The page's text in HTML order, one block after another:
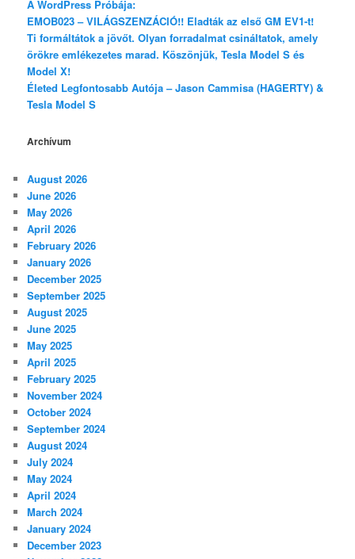
A WordPress Próbája:
EMOB023 – VILÁGSZENZÁCIÓ!! Eladták az első GM EV1-t!
Ti formáltátok a jövőt. Olyan forradalmat csináltatok, amely
örökre emlékezetes marad. Köszönjük, Tesla Model S és
Model X!
Életed Legfontosabb Autója – Jason Cammisa (HAGERTY) &
Tesla Model S
Archívum
August 2026
June 2026
May 2026
April 2026
February 2026
January 2026
December 2025
September 2025
August 2025
June 2025
May 2025
April 2025
February 2025
November 2024
October 2024
September 2024
August 2024
July 2024
May 2024
April 2024
March 2024
January 2024
December 2023